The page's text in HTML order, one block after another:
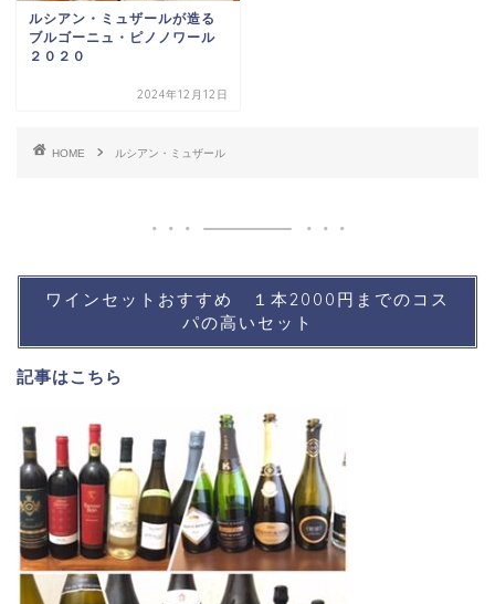
ルシアン・ミュザールが造る
ブルゴーニュ・ピノノワール
２０２０
2024年12月12日
HOME ルシアン・ミュザール
ワインセットおすすめ １本2000円までのコス
パの高いセット
記事はこちら